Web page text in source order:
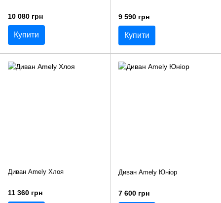
10 080 грн
Купити
9 590 грн
Купити
Диван Amely Хлоя
11 360 грн
Диван Amely Юніор
7 600 грн